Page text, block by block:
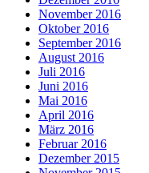
November 2016
Oktober 2016
September 2016
August 2016
Juli 2016
Juni 2016
Mai 2016
April 2016
März 2016
Februar 2016
Dezember 2015